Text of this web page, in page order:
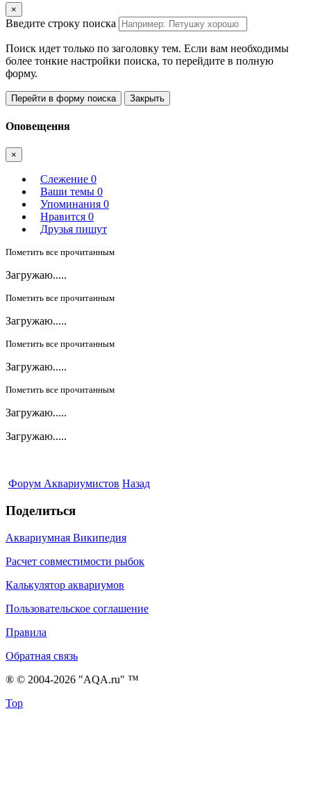
×
Введите строку поиска
Поиск идет только по заголовку тем. Если вам необходимы
более тонкие настройки поиска, то перейдите в полную
форму.
Перейти в форму поиска Закрыть
Оповещения
×
Слежение 0
Ваши темы 0
Упоминания 0
Нравится 0
Друзья пишут
Пометить все прочитанным
Загружаю.....
Пометить все прочитанным
Загружаю.....
Пометить все прочитанным
Загружаю.....
Пометить все прочитанным
Загружаю.....
Загружаю.....
Форум Аквариумистов Назад
Поделиться
Аквариумная Википедия
Расчет совместимости рыбок
Калькулятор аквариумов
Пользовательское соглашение
Правила
Обратная связь
® © 2004-2026 "AQA.ru" ™
Top